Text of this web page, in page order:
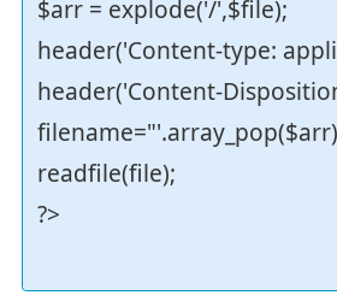
$arr = explode('/',$file);
header('Content-type:
header('Content-
readfile(file);
?>